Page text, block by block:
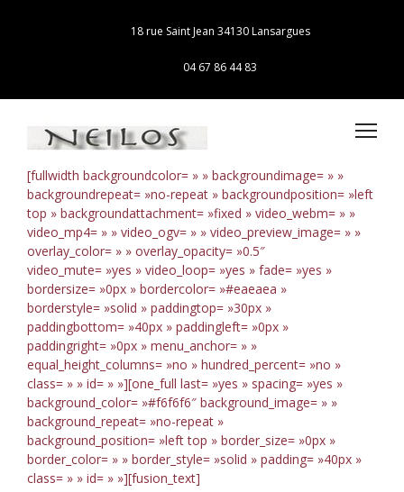
18 rue Saint Jean 34130 Lansargues
04 67 86 44 83
[fullwidth backgroundcolor= » » backgroundimage= » »
backgroundrepeat= »no-repeat » backgroundposition= »left
top » backgroundattachment= »fixed » video_webm= » »
video_mp4= » » video_ogv= » » video_preview_image= » »
overlay_color= » » overlay_opacity= »0.5″
video_mute= »yes » video_loop= »yes » fade= »yes »
bordersize= »0px » bordercolor= »#eaeaea »
borderstyle= »solid » paddingtop= »30px »
paddingbottom= »40px » paddingleft= »0px »
paddingright= »0px » menu_anchor= » »
equal_height_columns= »no » hundred_percent= »no »
class= » » id= » »][one_full last= »yes » spacing= »yes »
background_color= »#f6f6f6″ background_image= » »
background_repeat= »no-repeat »
background_position= »left top » border_size= »0px »
border_color= » » border_style= »solid » padding= »40px »
class= » » id= » »][fusion_text]